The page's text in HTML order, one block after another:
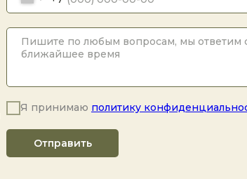
Я принимаю политику
Отправить